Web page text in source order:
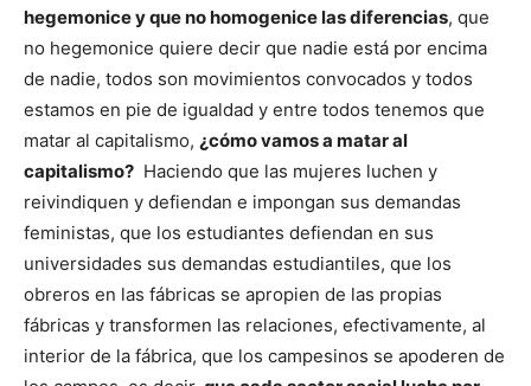
hegemonice y que no homogenice las diferencias, que
no hegemonice quiere decir que nadie está por encima
de nadie, todos son movimientos convocados y todos
estamos en pie de igualdad y entre todos tenemos que
matar al capitalismo, ¿cómo vamos a matar al
capitalismo? Haciendo que las mujeres luchen y
reivindiquen y defiendan e impongan sus demandas
feministas, que los estudiantes defiendan en sus
universidades sus demandas estudiantiles, que los
obreros en las fábricas se apropien de las propias
fábricas y transformen las relaciones, efectivamente, al
interior de la fábrica, que los campesinos se apoderen de